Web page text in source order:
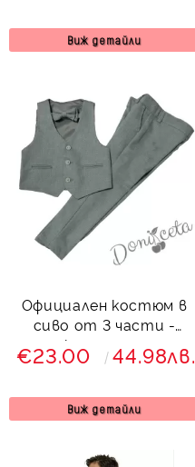
Виж детайли
Официален костюм в
сиво от 3 части -
елек, панталон и
папийонка Сивина
€23.00 44.98лв.
Виж детайли